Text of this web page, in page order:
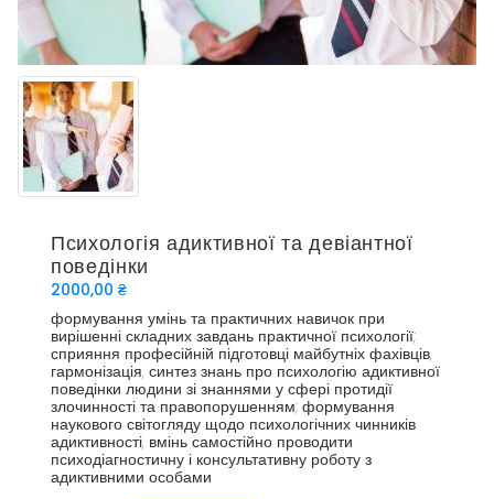
Психологія адиктивної та девіантної
поведінки
2000,00 ₴
формування умінь та практичних навичок при
вирішенні складних завдань практичної психології;
сприяння професійній підготовці майбутніх фахівців,
гармонізація, синтез знань про психологію адиктивної
поведінки людини зі знаннями у сфері протидії
злочинності та правопорушенням; формування
наукового світогляду щодо психологічних чинників
адиктивності, вмінь самостійно проводити
психодіагностичну і консультативну роботу з
адиктивними особами